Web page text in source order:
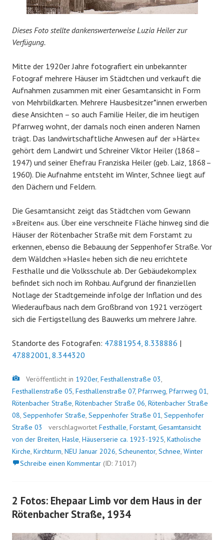
Dieses Foto stellte dankenswerterweise Luzia Heiler zur
Verfügung.
Mitte der 1920er Jahre fotografiert ein unbekannter
Fotograf mehrere Häuser im Städtchen und verkauft die
Aufnahmen zusammen mit einer Gesamtansicht in Form
von Mehrbildkarten. Mehrere Hausbesitzer*innen erwerben
diese Ansichten – so auch Familie Heiler, die im heutigen
Pfarrweg wohnt, der damals noch einen anderen Namen
trägt. Das landwirtschaftliche Anwesen auf der »Härte«
gehört dem Landwirt und Schreiner Viktor Heiler (1868–
1947) und seiner Ehefrau Franziska Heiler (geb. Laiz, 1868–
1960). Die Aufnahme entsteht im Winter, Schnee liegt auf
den Dächern und Feldern.
Die Gesamtansicht zeigt das Städtchen vom Gewann
»Breiten« aus. Über eine verschneite Fläche hinweg sind die
Häuser der Rötenbacher Straße mit dem Forstamt zu
erkennen, ebenso die Bebauung der Seppenhofer Straße. Vor
dem Wäldchen »Hasle« heben sich die neu errichtete
Festhalle und die Volksschule ab. Der Gebäudekomplex
befindet sich noch im Rohbau. Aufgrund der finanziellen
Notlage der Stadtgemeinde infolge der Inflation und des
Wiederaufbaus nach dem Großbrand von 1921 verzögert
sich die Fertigstellung des Bauwerks um mehrere Jahre.
Standorte des Fotografen: 47.881954, 8.338886 |
47.882001, 8.344320
Bild
Veröffentlicht in 1920er, Festhallenstraße 03,
Festhallenstraße 05, Festhallenstraße 07, Pfarrweg, Pfarrweg 01,
Rötenbacher Straße, Rötenbacher Straße 06, Rötenbacher Straße
08, Seppenhofer Straße, Seppenhofer Straße 01, Seppenhofer
Straße 03
verschlagwortet Festhalle, Forstamt, Gesamtansicht
von der Breiten, Hasle, Häuserserie ca. 1923-1925, Katholische
Kirche, Kirchturm, NEU Januar 2026, Scheunentor, Schnee, Winter
Schreibe einen Kommentar (ID: 71017)
2 Fotos: Ehepaar Limb vor dem Haus in der
Rötenbacher Straße, 1934